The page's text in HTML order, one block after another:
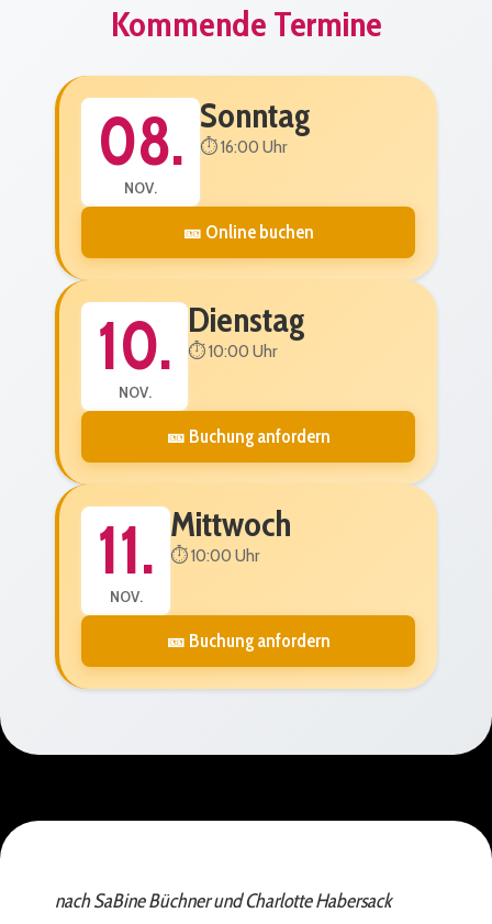
Kommende Termine
08.
NOV.
Sonntag
⏱️ 16:00 Uhr
🎫 Online buchen
10.
NOV.
Dienstag
⏱️ 10:00 Uhr
🎫 Buchung anfordern
11.
NOV.
Mittwoch
⏱️ 10:00 Uhr
🎫 Buchung anfordern
nach SaBine Büchner und Charlotte Habersack